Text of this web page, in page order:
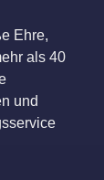
Ehre,
als 40
und